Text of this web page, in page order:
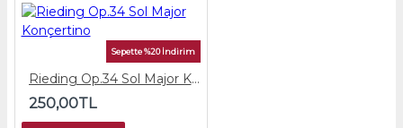
Sepette %20 İndirim
Rieding Op.34 Sol Major Konçertino
250,00TL